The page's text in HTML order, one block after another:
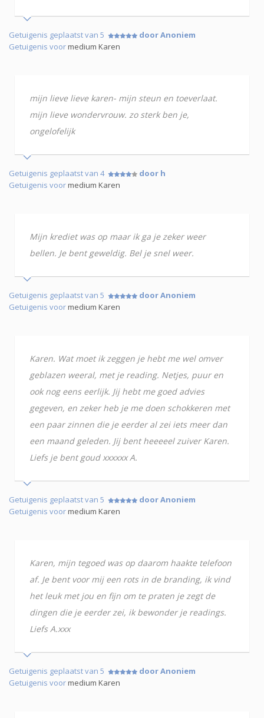
Getuigenis geplaatst van 5
door Anoniem
Getuigenis voormedium Karen
mijn lieve lieve karen- mijn steun en toeverlaat.
mijn lieve wondervrouw. zo sterk ben je,
ongelofelijk
Getuigenis geplaatst van 4
door h
Getuigenis voormedium Karen
Mijn krediet was op maar ik ga je zeker weer
bellen. Je bent geweldig. Bel je snel weer.
Getuigenis geplaatst van 5
door Anoniem
Getuigenis voormedium Karen
Karen. Wat moet ik zeggen je hebt me wel omver
geblazen weeral, met je reading. Netjes, puur en
ook nog eens eerlijk. Jij hebt me goed advies
gegeven, en zeker heb je me doen schokkeren met
een paar zinnen die je eerder al zei iets meer dan
een maand geleden. Jij bent heeeeel zuiver Karen.
Liefs je bent goud xxxxxx A.
Getuigenis geplaatst van 5
door Anoniem
Getuigenis voormedium Karen
Karen, mijn tegoed was op daarom haakte telefoon
af. Je bent voor mij een rots in de branding, ik vind
het leuk met jou en fijn om te praten je zegt de
dingen die je eerder zei, ik bewonder je readings.
Liefs A.xxx
Getuigenis geplaatst van 5
door Anoniem
Getuigenis voormedium Karen